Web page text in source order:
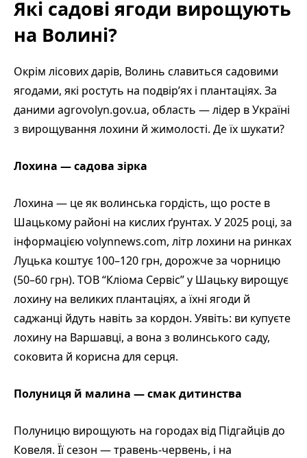
Які садові ягоди вирощують
на Волині?
Окрім лісових дарів, Волинь славиться садовими
ягодами, які ростуть на подвір’ях і плантаціях. За
даними agrovolyn.gov.ua, область — лідер в Україні
з вирощування лохини й жимолості. Де їх шукати?
Лохина — садова зірка
Лохина — це як волинська гордість, що росте в
Шацькому районі на кислих ґрунтах. У 2025 році, за
інформацією volynnews.com, літр лохини на ринках
Луцька коштує 100–120 грн, дорожче за чорницю
(50–60 грн). ТОВ “Кліома Сервіс” у Шацьку вирощує
лохину на великих плантаціях, а їхні ягоди й
саджанці йдуть навіть за кордон. Уявіть: ви купуєте
лохину на Варшавці, а вона з волинського саду,
соковита й корисна для серця.
Полуниця й малина — смак дитинства
Полуницю вирощують на городах від Підгайців до
Ковеля. Її сезон — травень-червень, і на